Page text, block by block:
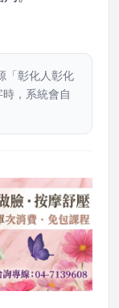
「彰化人彰化
時，系統會自